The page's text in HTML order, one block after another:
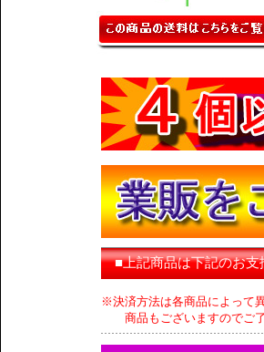
■上記商品は下記のお
※決済方法は各商品によって
商品もございますのでご了